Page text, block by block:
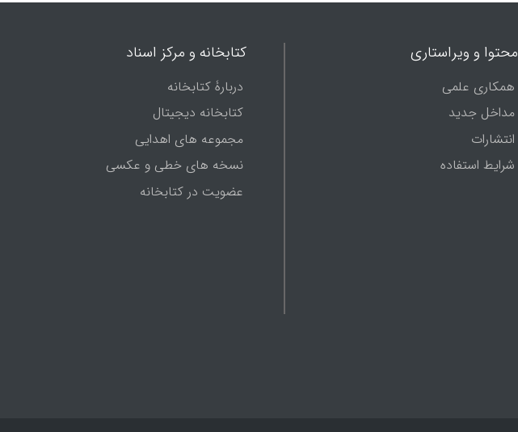
محتوا و ویراستاری
همکاری علمی
مداخل جدید
انتشارات
شرایط استفاده
کتابخانه و مرکز اسناد
دربارۀ کتابخانه
کتابخانه دیجیتال
مجموعه های اهدایی
نسخه های خطی و عکسی
عضویت در کتابخانه